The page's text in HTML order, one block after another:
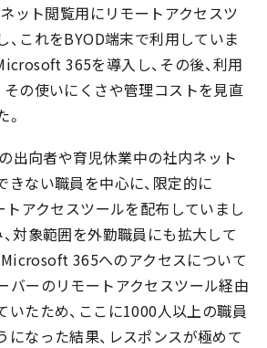
ット閲覧用にリモートアクセスツ
、これをBYOD端末で利用していま
365を導入し、その後、利用
その使いにくさや管理コストを見直
出向者や育児休業中の社内ネット
きない職員を中心に、限定的に
トアクセスツールを配布していまし
対象範囲を外勤職員にも拡大して
Microsoft 365へのアクセスについて
バーのリモートアクセスツール経由
いたため、ここに1000人以上の職員
になった結果、レスポンスが極めて